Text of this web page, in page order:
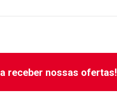
receber nossas ofertas!